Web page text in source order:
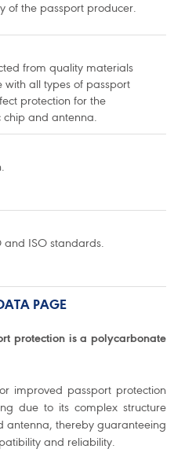
of the passport producer.
from quality materials
all types of passport
protection for the
and antenna.
ISO standards.
PAGE
protection is a polycarbonate
improved passport protection
due to its complex structure
antenna, thereby guaranteeing
and reliability.